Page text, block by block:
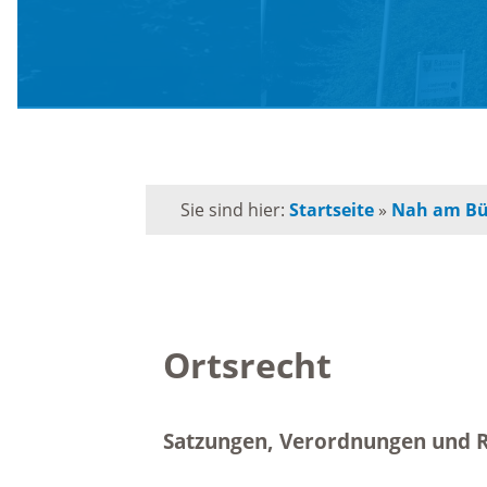
Sie sind hier:Startseite » Nah am
Ortsrecht
Satzungen, Verordnungen